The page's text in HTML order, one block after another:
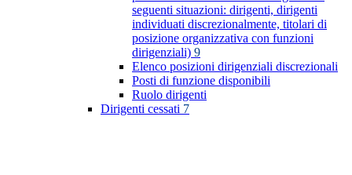
seguenti situazioni: dirigenti, dirigenti
individuati discrezionalmente, titolari di
posizione organizzativa con funzioni
dirigenziali) 9
Elenco posizioni dirigenziali discrezionali
Posti di funzione disponibili
Ruolo dirigenti
Dirigenti cessati 7